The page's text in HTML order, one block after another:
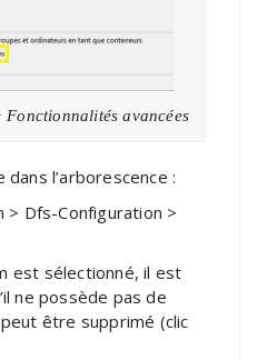
avancées
l’arborescence :
> Dfs-Configuration >
est sélectionné, il est
ne possède pas de
être supprimé (clic